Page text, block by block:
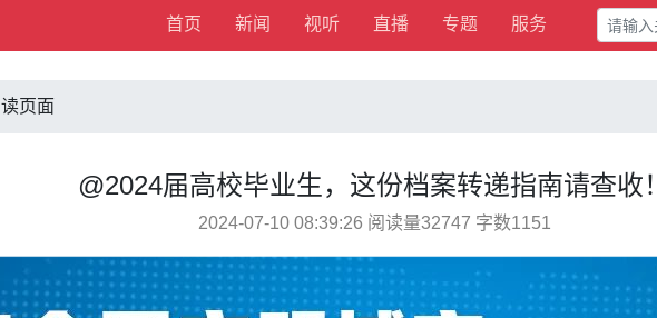
首页 新闻 视听 直播 专题 服务
页面
@2024届高校毕业生，这份档案转递指南请查收！
2024-07-10 08:39:26 阅读量32747 字数1151